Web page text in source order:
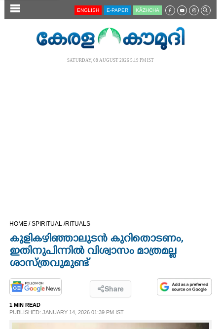
SECTIONS
OPINION
PHOTOS
LIFESTYLE
ENGLISH E-PAPER KĀZHCHA
SATURDAY, 08 AUGUST 2026 5.19 PM IST
HOME /SPIRITUAL /RITUALS
കുളികഴിഞ്ഞാലുടൻ കുറിതൊടണം,
ഇതിനുപിന്നിൽ വിശ്വാസം മാത്രമല്ല
ശാസ്ത്രവുമുണ്ട്
Share
1 MIN READ
PUBLISHED: JANUARY 14, 2026 01:39 PM IST